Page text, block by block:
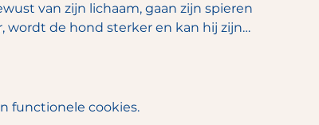
van zijn lichaam, gaan zijn spieren
de hond sterker en kan hij zijn…
functionele cookies.